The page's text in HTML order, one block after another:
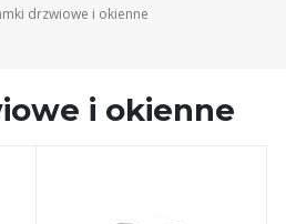
drzwiowe i okienne
i okienne